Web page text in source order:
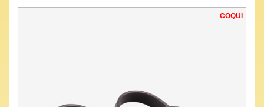
COQUI